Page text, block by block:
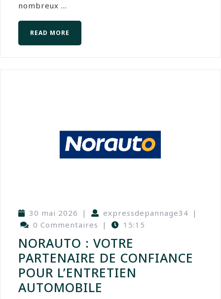
nombreux ...
READ MORE
30 mai 2026 | expressdepannage34 |
0 Commentaires
| 15:15
NORAUTO : VOTRE
PARTENAIRE DE CONFIANCE
POUR L’ENTRETIEN
AUTOMOBILE